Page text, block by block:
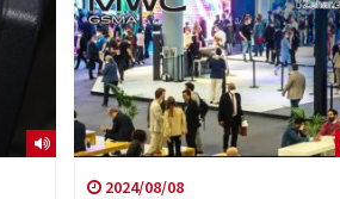
2024/08/08